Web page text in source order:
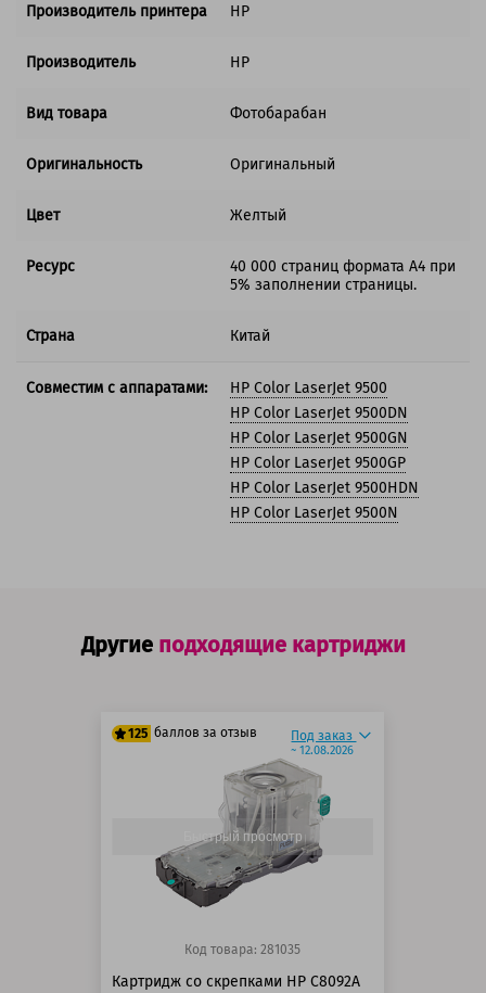
Производитель принтера HP
Производитель HP
Вид товара Фотобарабан
Оригинальность Оригинальный
Цвет Желтый
Ресурс
40 000 страниц формата А4 при
5% заполнении страницы.
Страна Китай
Совместим с аппаратами:
HP Color LaserJet 9500
HP Color LaserJet 9500DN
HP Color LaserJet 9500GN
HP Color LaserJet 9500GP
HP Color LaserJet 9500HDN
HP Color LaserJet 9500N
Другие подходящие картриджи
125 баллов за отзыв Под заказ
~ 12.08.2026
Быстрый просмотр
Код товара: 281035
Картридж со скрепками HP C8092A